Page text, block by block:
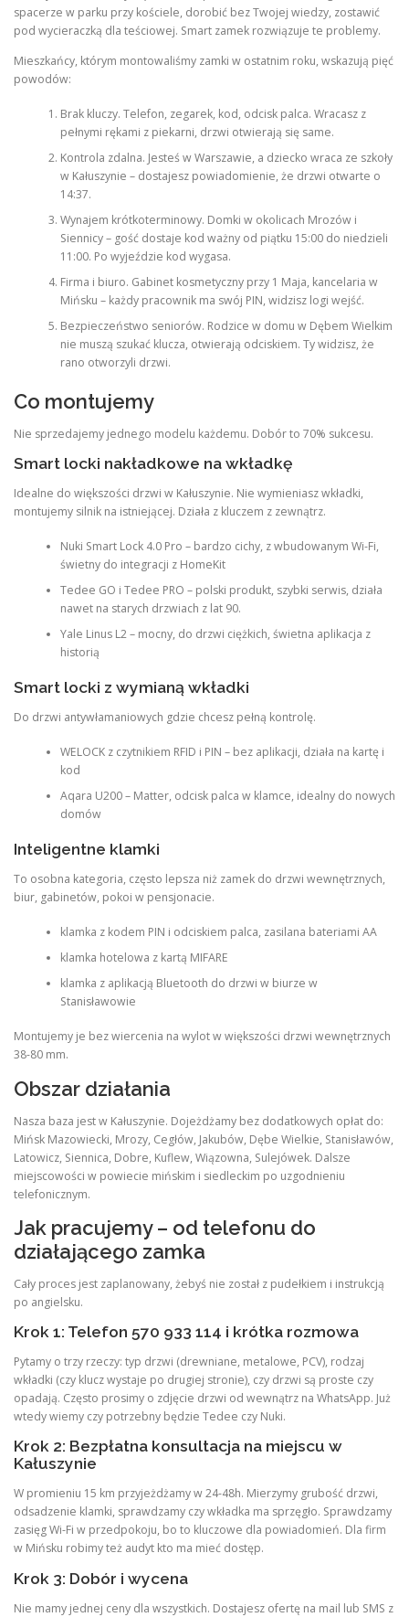
spacerze w parku przy kościele, dorobić bez Twojej wiedzy, zostawić
pod wycieraczką dla teściowej. Smart zamek rozwiązuje te problemy.
Mieszkańcy, którym montowaliśmy zamki w ostatnim roku, wskazują pięć
powodów:
Brak kluczy. Telefon, zegarek, kod, odcisk palca. Wracasz z
pełnymi rękami z piekarni, drzwi otwierają się same.
Kontrola zdalna. Jesteś w Warszawie, a dziecko wraca ze szkoły
w Kałuszynie – dostajesz powiadomienie, że drzwi otwarte o
14:37.
Wynajem krótkoterminowy. Domki w okolicach Mrozów i
Siennicy – gość dostaje kod ważny od piątku 15:00 do niedzieli
11:00. Po wyjeździe kod wygasa.
Firma i biuro. Gabinet kosmetyczny przy 1 Maja, kancelaria w
Mińsku – każdy pracownik ma swój PIN, widzisz logi wejść.
Bezpieczeństwo seniorów. Rodzice w domu w Dębem Wielkim
nie muszą szukać klucza, otwierają odciskiem. Ty widzisz, że
rano otworzyli drzwi.
Co montujemy
Nie sprzedajemy jednego modelu każdemu. Dobór to 70% sukcesu.
Smart locki nakładkowe na wkładkę
Idealne do większości drzwi w Kałuszynie. Nie wymieniasz wkładki,
montujemy silnik na istniejącej. Działa z kluczem z zewnątrz.
Nuki Smart Lock 4.0 Pro – bardzo cichy, z wbudowanym Wi-Fi,
świetny do integracji z HomeKit
Tedee GO i Tedee PRO – polski produkt, szybki serwis, działa
nawet na starych drzwiach z lat 90.
Yale Linus L2 – mocny, do drzwi ciężkich, świetna aplikacja z
historią
Smart locki z wymianą wkładki
Do drzwi antywłamaniowych gdzie chcesz pełną kontrolę.
WELOCK z czytnikiem RFID i PIN – bez aplikacji, działa na kartę i
kod
Aqara U200 – Matter, odcisk palca w klamce, idealny do nowych
domów
Inteligentne klamki
To osobna kategoria, często lepsza niż zamek do drzwi wewnętrznych,
biur, gabinetów, pokoi w pensjonacie.
klamka z kodem PIN i odciskiem palca, zasilana bateriami AA
klamka hotelowa z kartą MIFARE
klamka z aplikacją Bluetooth do drzwi w biurze w
Stanisławowie
Montujemy je bez wiercenia na wylot w większości drzwi wewnętrznych
38-80 mm.
Obszar działania
Nasza baza jest w Kałuszynie. Dojeżdżamy bez dodatkowych opłat do:
Mińsk Mazowiecki, Mrozy, Cegłów, Jakubów, Dębe Wielkie, Stanisławów,
Latowicz, Siennica, Dobre, Kuflew, Wiązowna, Sulejówek. Dalsze
miejscowości w powiecie mińskim i siedleckim po uzgodnieniu
telefonicznym.
Jak pracujemy – od telefonu do
działającego zamka
Cały proces jest zaplanowany, żebyś nie został z pudełkiem i instrukcją
po angielsku.
Krok 1: Telefon 570 933 114 i krótka rozmowa
Pytamy o trzy rzeczy: typ drzwi (drewniane, metalowe, PCV), rodzaj
wkładki (czy klucz wystaje po drugiej stronie), czy drzwi są proste czy
opadają. Często prosimy o zdjęcie drzwi od wewnątrz na WhatsApp. Już
wtedy wiemy czy potrzebny będzie Tedee czy Nuki.
Krok 2: Bezpłatna konsultacja na miejscu w
Kałuszynie
W promieniu 15 km przyjeżdżamy w 24-48h. Mierzymy grubość drzwi,
odsadzenie klamki, sprawdzamy czy wkładka ma sprzęgło. Sprawdzamy
zasięg Wi-Fi w przedpokoju, bo to kluczowe dla powiadomień. Dla firm
w Mińsku robimy też audyt kto ma mieć dostęp.
Krok 3: Dobór i wycena
Nie mamy jednej ceny dla wszystkich. Dostajesz ofertę na mail lub SMS z